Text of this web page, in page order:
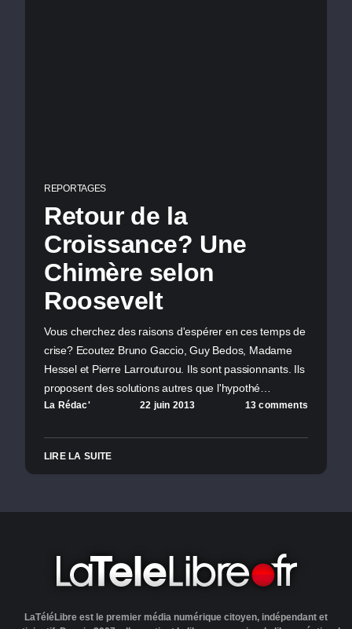
REPORTAGES
Retour de la
Croissance? Une
Chimère selon
Roosevelt
Vous cherchez des raisons d'espérer en ces temps de
crise? Ecoutez Bruno Gaccio, Guy Bedos, Madame
Hessel et Pierre Larrouturou. Ils sont passionnants. Ils
proposent des solutions autres que l'hypothé…
La Rédac' 22 juin 2013 13 comments
LIRE LA SUITE
LaTéléLibre est le premier média numérique citoyen, indépendant et